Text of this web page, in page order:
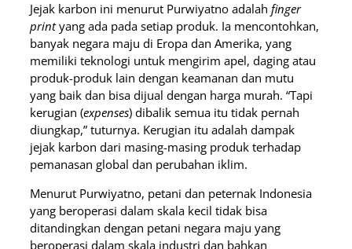
Jejak karbon ini menurut Purwiyatno adalah finger
printyang ada pada setiap produk. Ia mencontohkan,
banyak negara maju di Eropa dan Amerika, yang
memiliki teknologi untuk mengirim apel, daging atau
produk-produk lain dengan keamanan dan mutu
yang baik dan bisa dijual dengan harga murah. “Tapi
kerugian (expenses) dibalik semua itu tidak pernah
diungkap,” tuturnya. Kerugian itu adalah dampak
jejak karbon dari masing-masing produk terhadap
pemanasan global dan perubahan iklim.
Menurut Purwiyatno, petani dan peternak Indonesia
yang beroperasi dalam skala kecil tidak bisa
ditandingkan dengan petani negara maju yang
beroperasi dalam skala industri dan bahkan